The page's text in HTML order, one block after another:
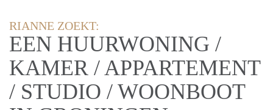
RIANNE ZOEKT:
EEN HUURWONING /
KAMER / APPARTEMENT
/ STUDIO / WOONBOOT